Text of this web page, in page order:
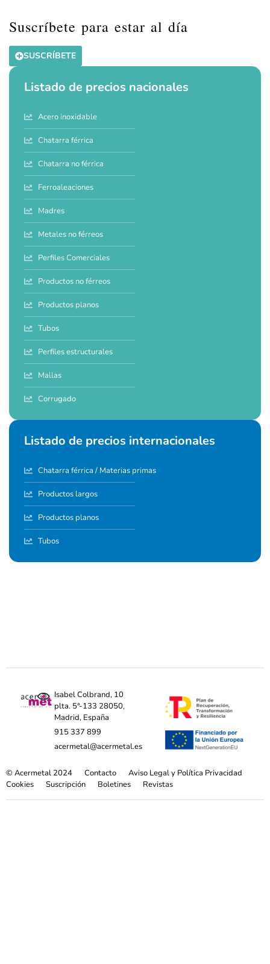
Suscríbete para estar al día
SUSCRÍBETE
Listado de precios nacionales
Acero inoxidable
Chatarra férrica
Chatarra no férrica
Ferroaleaciones
Madres
Metales no férreos
Perfiles Comerciales
Productos no férreos
Productos planos
Tubos
Perfiles estructurales
Mallas
Corrugado
Listado de precios internacionales
Chatarra férrica / Materias primas
Productos largos
Productos planos
Tubos
Isabel Colbrand, 10
plta. 5ª-133 28050,
Madrid, España
915 337 899
acermetal@acermetal.es
© Acermetal 2024 Contacto
Aviso Legal y Política Privacidad
Cookies
Suscripción Boletines Revistas